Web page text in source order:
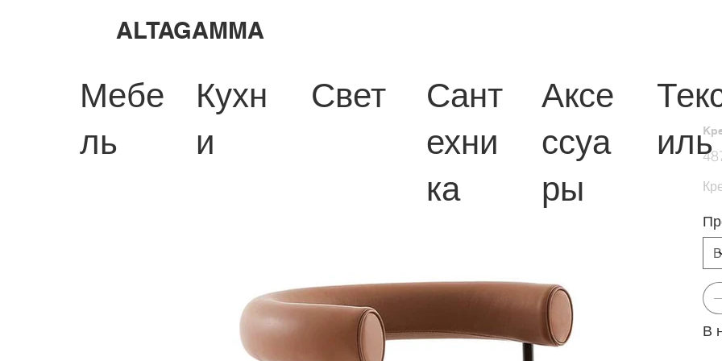
ALTAGAMMA
Мебе
ль
Кухн
и
Свет
Сант
ехни
ка
Аксе
ссуа
ры
иль
цена
В